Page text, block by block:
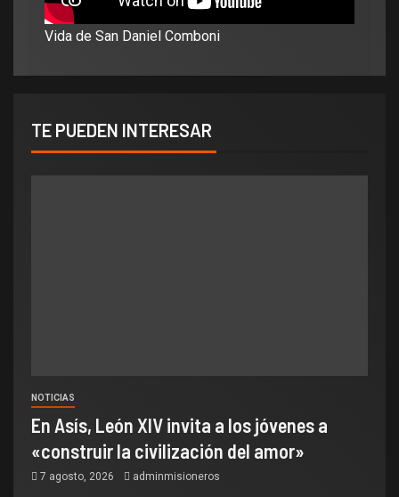
Vida de San Daniel Comboni
TE PUEDEN INTERESAR
NOTICIAS
En Asís, León XIV invita a los jóvenes a
«construir la civilización del amor»
7 agosto, 2026 adminmisioneros